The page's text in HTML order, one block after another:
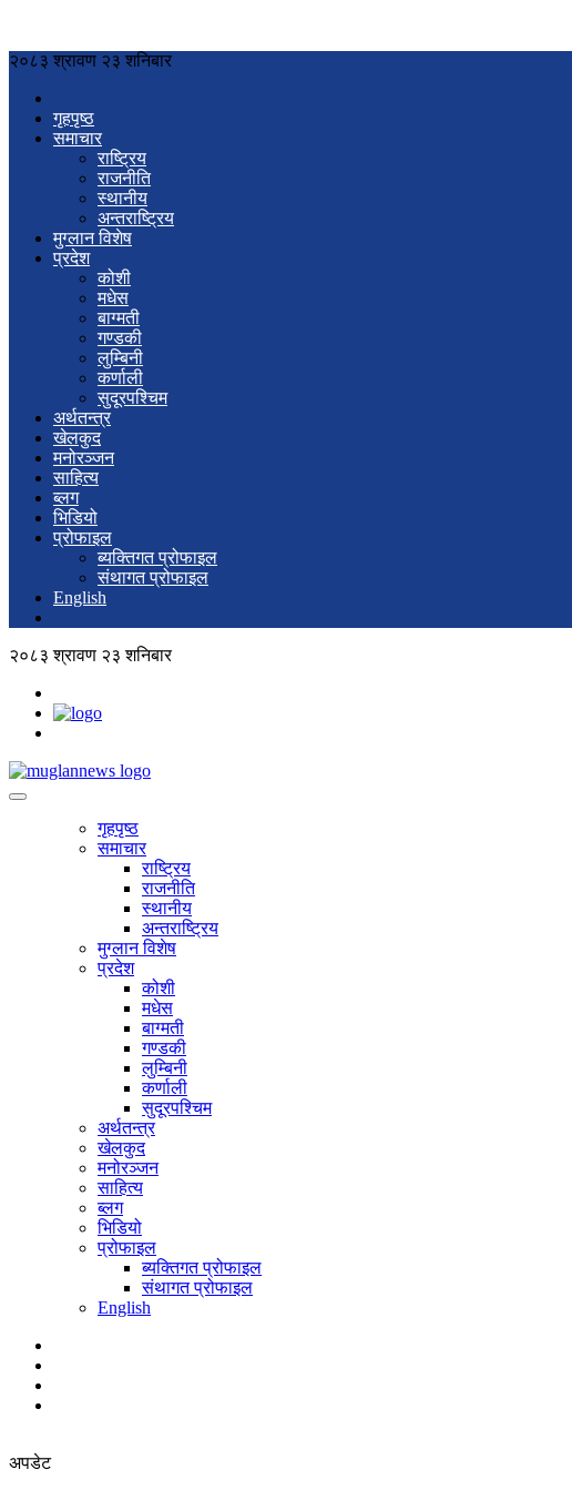
२०८३ श्रावण २३ शनिबार
गृहपृष्ठ
समाचार
राष्ट्रिय
राजनीति
स्थानीय
अन्तराष्ट्रिय
मुग्लान विशेष
प्रदेश
कोशी
मधेस
बाग्मती
गण्डकी
लुम्बिनी
कर्णाली
सुदूरपश्चिम
अर्थतन्त्र
खेलकुद
मनोरञ्जन
साहित्य
ब्लग
भिडियो
प्रोफाइल
ब्यक्तिगत प्रोफाइल
संथागत प्रोफाइल
English
२०८३ श्रावण २३ शनिबार
गृहपृष्ठ
समाचार
राष्ट्रिय
राजनीति
स्थानीय
अन्तराष्ट्रिय
मुग्लान विशेष
प्रदेश
कोशी
मधेस
बाग्मती
गण्डकी
लुम्बिनी
कर्णाली
सुदूरपश्चिम
अर्थतन्त्र
खेलकुद
मनोरञ्जन
साहित्य
ब्लग
भिडियो
प्रोफाइल
ब्यक्तिगत प्रोफाइल
संथागत प्रोफाइल
English
अपडेट